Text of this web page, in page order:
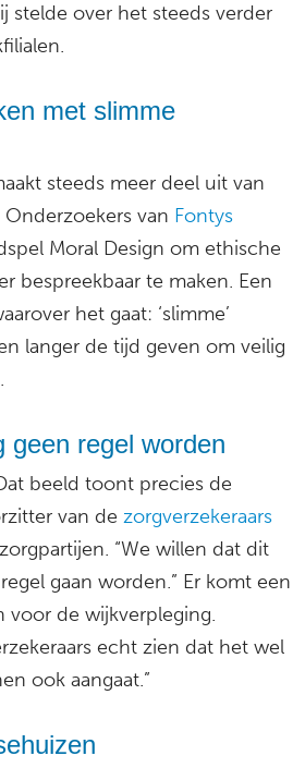
stelde over het steeds verder
met slimme
steeds meer deel uit van
van Fontys
Moral Design om ethische
bespreekbaar te maken. Een
het gaat: ‘slimme’
langer de tijd geven om veilig
geen regel worden
beeld toont precies de
van de zorgverzekeraars
“We willen dat dit
gaan worden.” Er komt een
de wijkverpleging.
echt zien dat het wel
ook aangaat.”